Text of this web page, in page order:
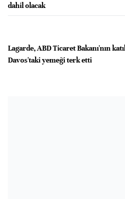
dahil olacak
Lagarde, ABD Ticaret Bakanı'nın
Davos'taki yemeği terk etti